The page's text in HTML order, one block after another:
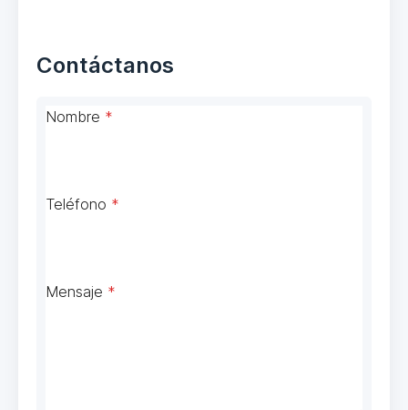
Contáctanos
Nombre *
Teléfono *
Mensaje *